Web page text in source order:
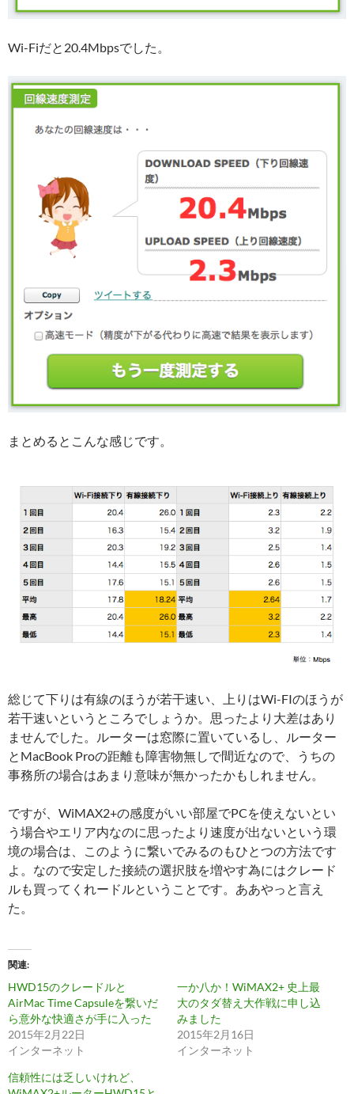
Wi-Fiだと20.4Mbpsでした。
まとめるとこんな感じです。
総じて下りは有線のほうが若干速い、上りはWi-FIのほうが
若干速いというところでしょうか。思ったより大差はあり
ませんでした。ルーターは窓際に置いているし、ルーター
とMacBook Proの距離も障害物無しで間近なので、うちの
事務所の場合はあまり意味が無かったかもしれません。
ですが、WiMAX2+の感度がいい部屋でPCを使えないとい
う場合やエリア内なのに思ったより速度が出ないという環
境の場合は、このように繋いでみるのもひとつの方法です
よ。なので安定した接続の選択肢を増やす為にはクレード
ルも買ってくれードルということです。ああやっと言え
た。
関連
HWD15のクレードルと
AirMac Time Capsuleを繋いだ
ら意外な快適さが手に入った
2015年2月22日
インターネット
一か八か！WiMAX2+ 史上最
大のタダ替え大作戦に申し込
みました
2015年2月16日
インターネット
信頼性には乏しいけれど、